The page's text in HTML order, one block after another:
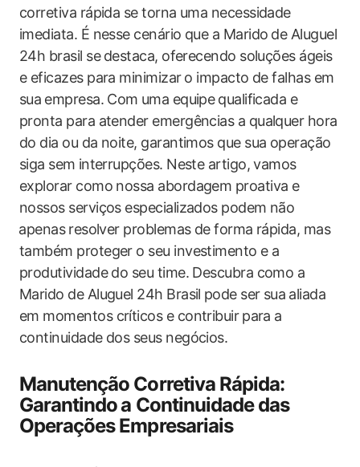
corretiva rápida se ​torna uma necessidade
imediata. ‌É nesse cenário que a Marido⁤ de Aluguel
24h‌ brasil ​se⁣ destaca, oferecendo soluções ágeis
e eficazes para minimizar⁢ o‌ impacto de ‍falhas em​
sua ⁤empresa. ‍Com ⁢uma equipe⁤ qualificada e
pronta para atender emergências ‌a qualquer hora
do dia ou ‌da ​noite, garantimos que sua ‍operação
siga sem ⁣interrupções. Neste artigo, vamos​
explorar​ como nossa abordagem proativa e
nossos ​serviços especializados​ podem não
⁢apenas⁢ resolver problemas ​de forma rápida, mas
também proteger o seu investimento ‌e a
produtividade do‍ seu time. Descubra como a
Marido de Aluguel 24h Brasil ⁢pode ser sua⁤ aliada
em ‍momentos críticos e contribuir ⁤para a
continuidade dos​ seus negócios.
Manutenção Corretiva Rápida:
Garantindo ⁤a Continuidade das ​
Operações Empresariais